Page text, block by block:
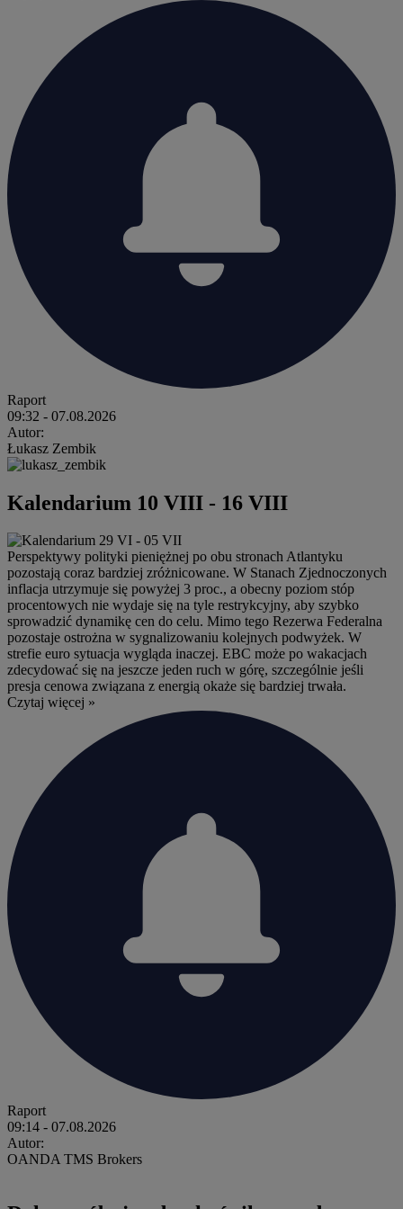
Raport
09:32 - 07.08.2026
Autor:
Łukasz Zembik
Kalendarium 10 VIII - 16 VIII
Perspektywy polityki pieniężnej po obu stronach Atlantyku
pozostają coraz bardziej zróżnicowane. W Stanach Zjednoczonych
inflacja utrzymuje się powyżej 3 proc., a obecny poziom stóp
procentowych nie wydaje się na tyle restrykcyjny, aby szybko
sprowadzić dynamikę cen do celu. Mimo tego Rezerwa Federalna
pozostaje ostrożna w sygnalizowaniu kolejnych podwyżek. W
strefie euro sytuacja wygląda inaczej. EBC może po wakacjach
zdecydować się na jeszcze jeden ruch w górę, szczególnie jeśli
presja cenowa związana z energią okaże się bardziej trwała.
Czytaj więcej »
Raport
09:14 - 07.08.2026
Autor:
OANDA TMS Brokers